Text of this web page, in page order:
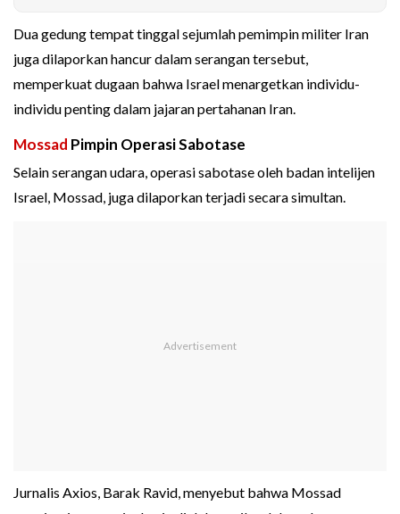
Dua gedung tempat tinggal sejumlah pemimpin militer Iran
juga dilaporkan hancur dalam serangan tersebut,
memperkuat dugaan bahwa Israel menargetkan individu-
individu penting dalam jajaran pertahanan Iran.
Mossad Pimpin Operasi Sabotase
Selain serangan udara, operasi sabotase oleh badan intelijen
Israel, Mossad, juga dilaporkan terjadi secara simultan.
Jurnalis Axios, Barak Ravid, menyebut bahwa Mossad